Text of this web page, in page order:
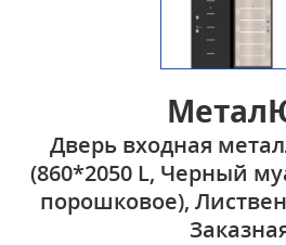
Дверь входная
(860*2050 L, Черный
порошковое),